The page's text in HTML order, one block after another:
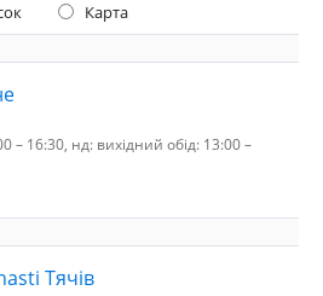
Карта
– 16:30, нд: вихідний обід: 13:00 –
Тячів